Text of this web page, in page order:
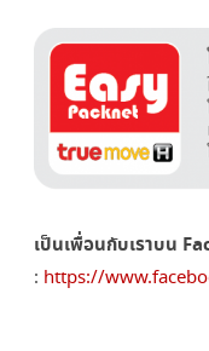
เป็นเพื่อนกับเราบน
: https://